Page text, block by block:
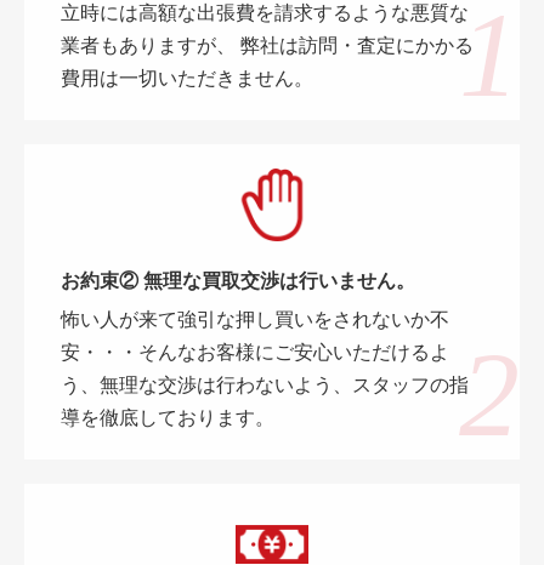
立時には高額な出張費を請求するような悪質な
業者もありますが、 弊社は訪問・査定にかかる
費用は一切いただきません。
お約束② 無理な買取交渉は行いません。
怖い人が来て強引な押し買いをされないか不
安・・・そんなお客様にご安心いただけるよ
う、無理な交渉は行わないよう、スタッフの指
導を徹底しております。